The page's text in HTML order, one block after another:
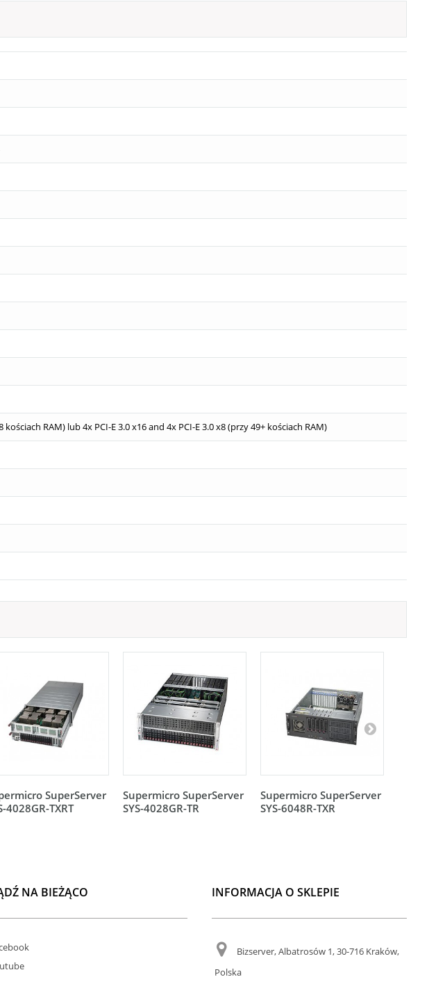
kościach RAM) lub 4x PCI-E 3.0 x16 and 4x PCI-E 3.0 x8 (przy 49+ kościach RAM)
SuperServer
4028GR-TXRT
Supermicro SuperServer
SYS-4028GR-TR
Supermicro SuperServer
SYS-6048R-TXR
NA BIEŻĄCO INFORMACJA O SKLEPIE
Bizserver, Albatrosów 1, 30-716 Kraków,
Polska